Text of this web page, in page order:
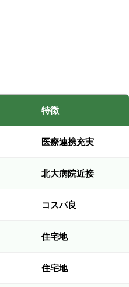
特徴
医療連携充実
北大病院近接
コスパ良
住宅地
住宅地